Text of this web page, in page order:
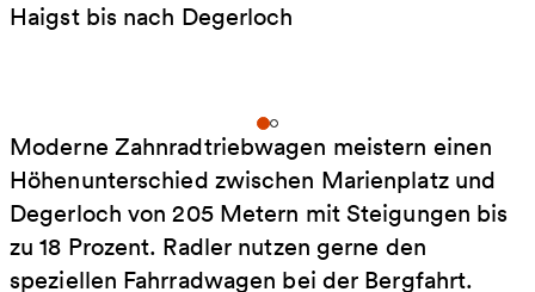
Haigst bis nach Degerloch
Moderne Zahnradtriebwagen meistern einen
Höhenunterschied zwischen Marienplatz und
Degerloch von 205 Metern mit Steigungen bis
zu 18 Prozent. Radler nutzen gerne den
speziellen Fahrradwagen bei der Bergfahrt.